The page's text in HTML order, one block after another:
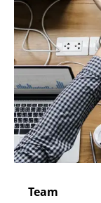
Team